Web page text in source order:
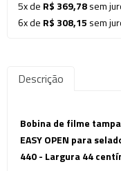
5x de R$ 369,78sem
6x de R$ 308,15 sem
Descrição
Bobina de filme tampa
EASY OPEN para
440 - Largura 44